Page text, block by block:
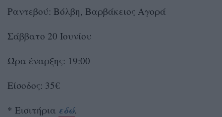
Ραντεβού: Βόλβη, Βαρβάκειος Αγορά
Σάββατο 20 Ιουνίου
Ώρα έναρξης: 19:00
Είσοδος: 35€
* Εισιτήρια εδώ.